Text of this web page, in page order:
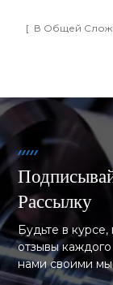
[ В Общей
Рассылку
Будьте в
отзывы
нами своими